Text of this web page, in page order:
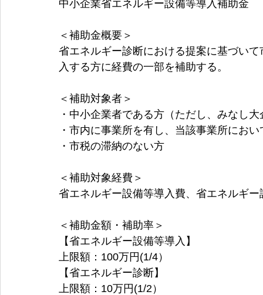
中小企業省エネルギー設備等導入補助金
＜補助金概要＞
省エネルギー診断における提案に基づい
入する方に経費の一部を補助する。
＜補助対象者＞
・中小企業者である方（ただし、みなし
・市内に事業所を有し、当該事業所にお
・市税の滞納のない方
＜補助対象経費＞
省エネルギー設備等導入費、省エネルギー
＜補助金額・補助率＞
【省エネルギー設備等導入】
上限額：100万円(1/4）
【省エネルギー診断】
上限額：10万円(1/2）